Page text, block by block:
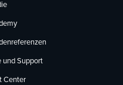
und Support
Center